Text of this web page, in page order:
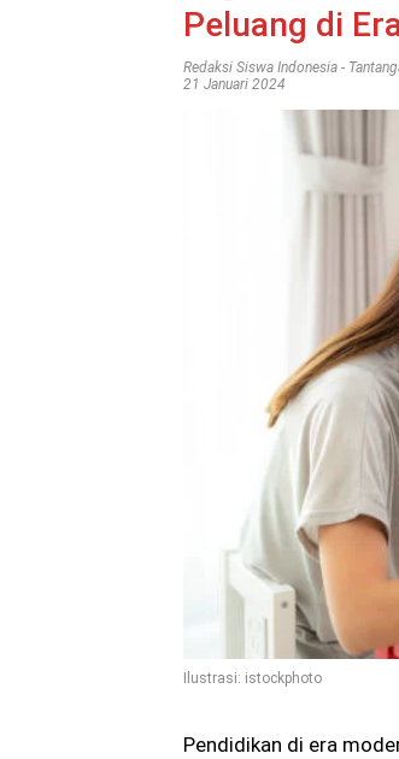
Peluang di
Redaksi Siswa Indonesia -
21 Januari 2024
Ilustrasi: istockphoto
Pendidikan di era